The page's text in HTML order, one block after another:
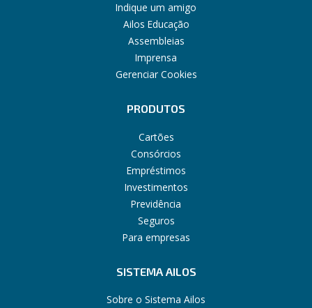
Indique um amigo
Ailos Educação
Assembleias
Imprensa
Gerenciar Cookies
PRODUTOS
Cartões
Consórcios
Empréstimos
Investimentos
Previdência
Seguros
Para empresas
SISTEMA AILOS
Sobre o Sistema Ailos